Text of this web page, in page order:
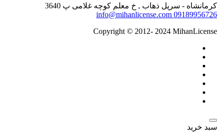
کرمانشاه - سرپل ذهاب , خ معلم کوچه غلامی پ 3640
09189956726
info@mihanlicense.com
Copyright © 2012- 2024 MihanLicense
سبد خرید